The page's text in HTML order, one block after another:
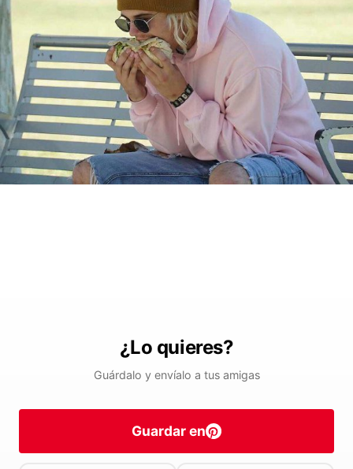
¿Lo quieres?
Guárdalo y envíalo a tus amigas
Guardar en